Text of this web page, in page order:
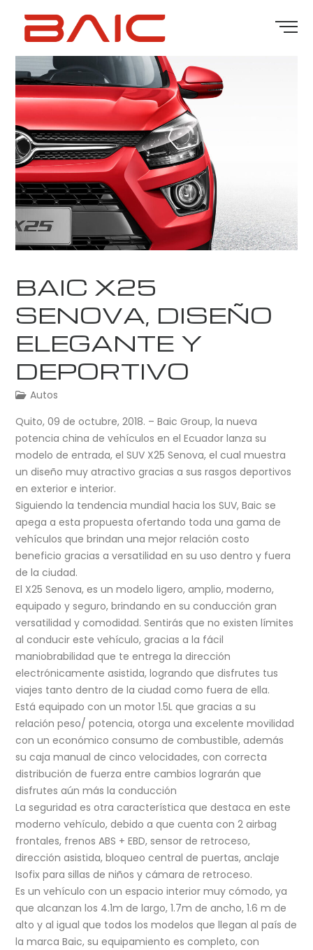
BAIC X25
SENOVA, DISEÑO
ELEGANTE Y
DEPORTIVO
Autos
Quito, 09 de octubre, 2018. – Baic Group, la nueva
potencia china de vehículos en el Ecuador lanza su
modelo de entrada, el SUV X25 Senova, el cual muestra
un diseño muy atractivo gracias a sus rasgos deportivos
en exterior e interior.
Siguiendo la tendencia mundial hacia los SUV, Baic se
apega a esta propuesta ofertando toda una gama de
vehículos que brindan una mejor relación costo
beneficio gracias a versatilidad en su uso dentro y fuera
de la ciudad.
El X25 Senova, es un modelo ligero, amplio, moderno,
equipado y seguro, brindando en su conducción gran
versatilidad y comodidad. Sentirás que no existen límites
al conducir este vehículo, gracias a la fácil
maniobrabilidad que te entrega la dirección
electrónicamente asistida, logrando que disfrutes tus
viajes tanto dentro de la ciudad como fuera de ella.
Está equipado con un motor 1.5L que gracias a su
relación peso/ potencia, otorga una excelente movilidad
con un económico consumo de combustible, además
su caja manual de cinco velocidades, con correcta
distribución de fuerza entre cambios lograrán que
disfrutes aún más la conducción
La seguridad es otra característica que destaca en este
moderno vehículo, debido a que cuenta con 2 airbag
frontales, frenos ABS + EBD, sensor de retroceso,
dirección asistida, bloqueo central de puertas, anclaje
Isofix para sillas de niños y cámara de retroceso.
Es un vehículo con un espacio interior muy cómodo, ya
que alcanzan los 4.1m de largo, 1.7m de ancho, 1.6 m de
alto y al igual que todos los modelos que llegan al país de
la marca Baic, su equipamiento es completo, con